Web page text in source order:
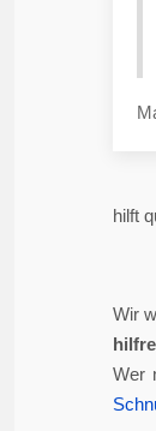
hilft
Wir
Wer